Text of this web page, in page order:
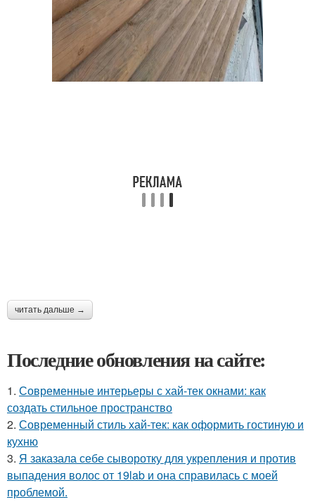
читать дальше →
Последние обновления на сайте:
1. Современные интерьеры с хай-тек окнами: как
создать стильное пространство
2. Современный стиль хай-тек: как оформить гостиную и
кухню
3. Я заказала себе сыворотку для укрепления и против
выпадения волос от 19lab и она справилась с моей
проблемой.